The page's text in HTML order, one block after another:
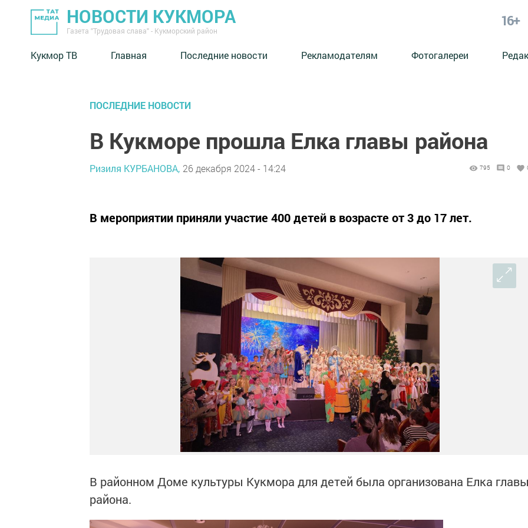
НОВОСТИ КУКМОРА
Газета "Трудовая слава" - Кукморский район
16+
Кукмор ТВ Главная Последние новости Рекламодателям Фотогалереи
ПОСЛЕДНИЕ НОВОСТИ
В Кукморе прошла Елка главы района
Ризиля КУРБАНОВА, 26 декабря 2024 - 14:24 795 0
В мероприятии приняли участие 400 детей в возрасте от 3 до 17 лет.
В районном Доме культуры Кукмора для детей была организована Елка
района.